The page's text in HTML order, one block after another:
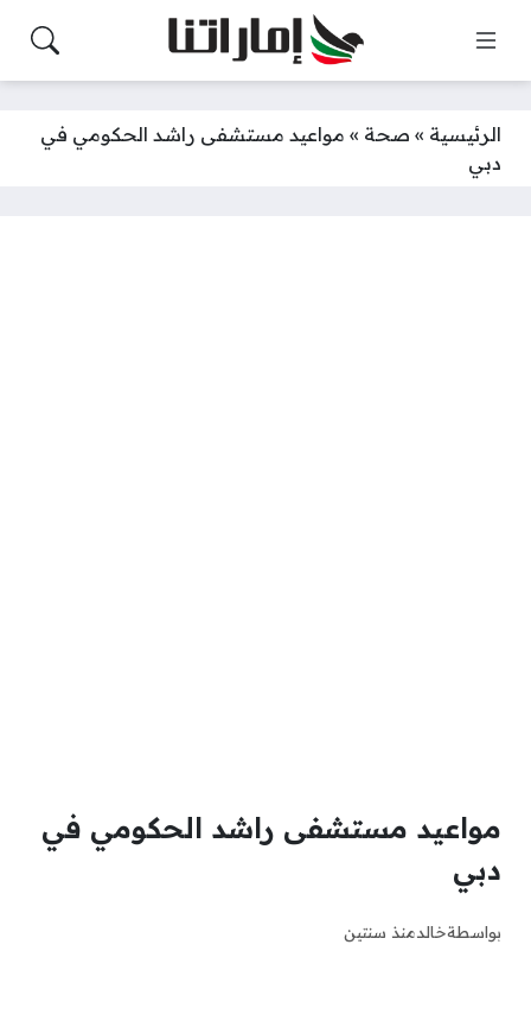
الرئيسية » صحة » مواعيد مستشفى راشد الحكومي في
دبي
مواعيد مستشفى راشد الحكومي في
دبي
بواسطةخالدمنذ سنتين